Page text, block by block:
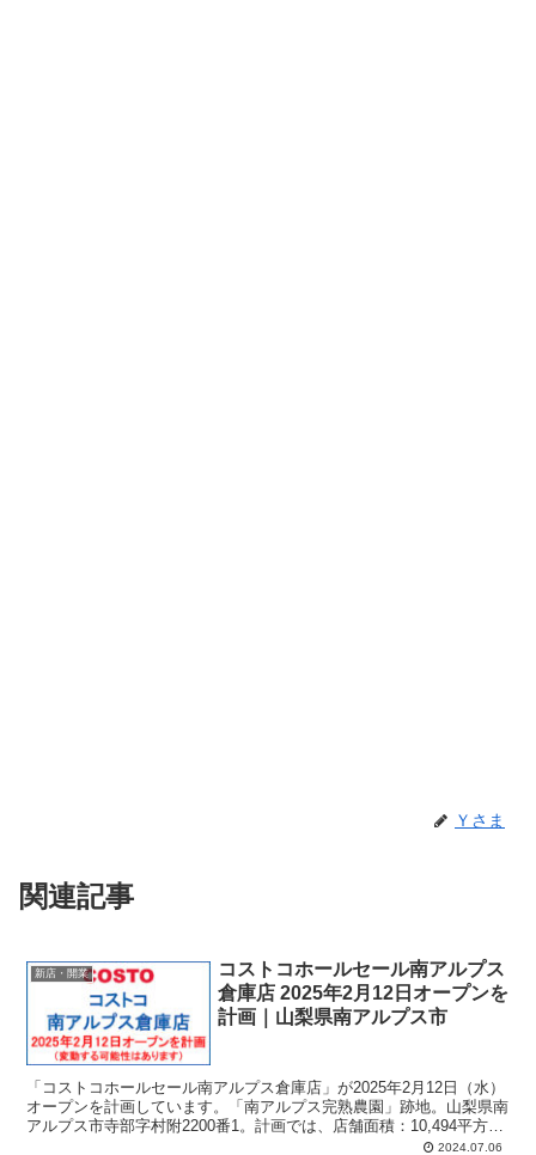
Ｙさま
関連記事
新店・開業
コストコホールセール南アルプス
倉庫店 2025年2月12日オープンを
計画｜山梨県南アルプス市
「コストコホールセール南アルプス倉庫店」が2025年2月12日（水）
オープンを計画しています。「南アルプス完熟農園」跡地。山梨県南
アルプス市寺部字村附2200番1。計画では、店舗面積：10,494平方メ
ートル、駐車場：813台、駐輪場：145台、営業時間：午前7時-午後9
2024.07.06